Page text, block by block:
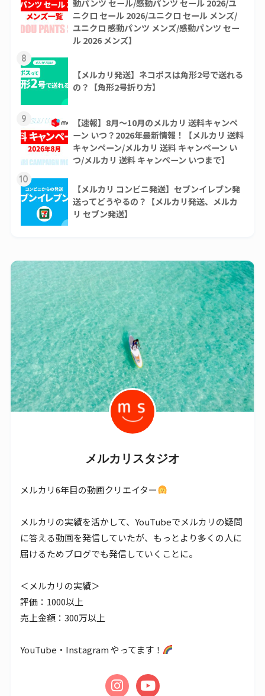
動パンツ セール/感動パンツ セール 2026/ユ
ニクロ セール 2026/ユニクロ セール メンズ/
ユニクロ 感動パンツ メンズ/感動パンツ セー
ル 2026 メンズ】
8
【メルカリ発送】ネコポスは角形2号で送れる
の？【角形2号折り方】
9
【速報】8月～10月のメルカリ 送料キャンペ
ーン いつ？2026年最新情報！【メルカリ 送料
キャンペーン/メルカリ 送料 キャンペーン い
つ/メルカリ 送料 キャンペーン いつまで】
10
【メルカリ コンビニ発送】セブンイレブン発
送ってどうやるの？【メルカリ発送、メルカ
リ セブン発送】
メルカリスタジオ
メルカリ6年目の動画クリエイター
メルカリの実績を活かして、YouTubeでメルカリの疑問
に答える動画を発信していたが、もっとより多くの人に
届けるためブログでも発信していくことに。
＜メルカリの実績＞
評価：1000以上
売上金額：300万以上
YouTube・Instagram やってます！